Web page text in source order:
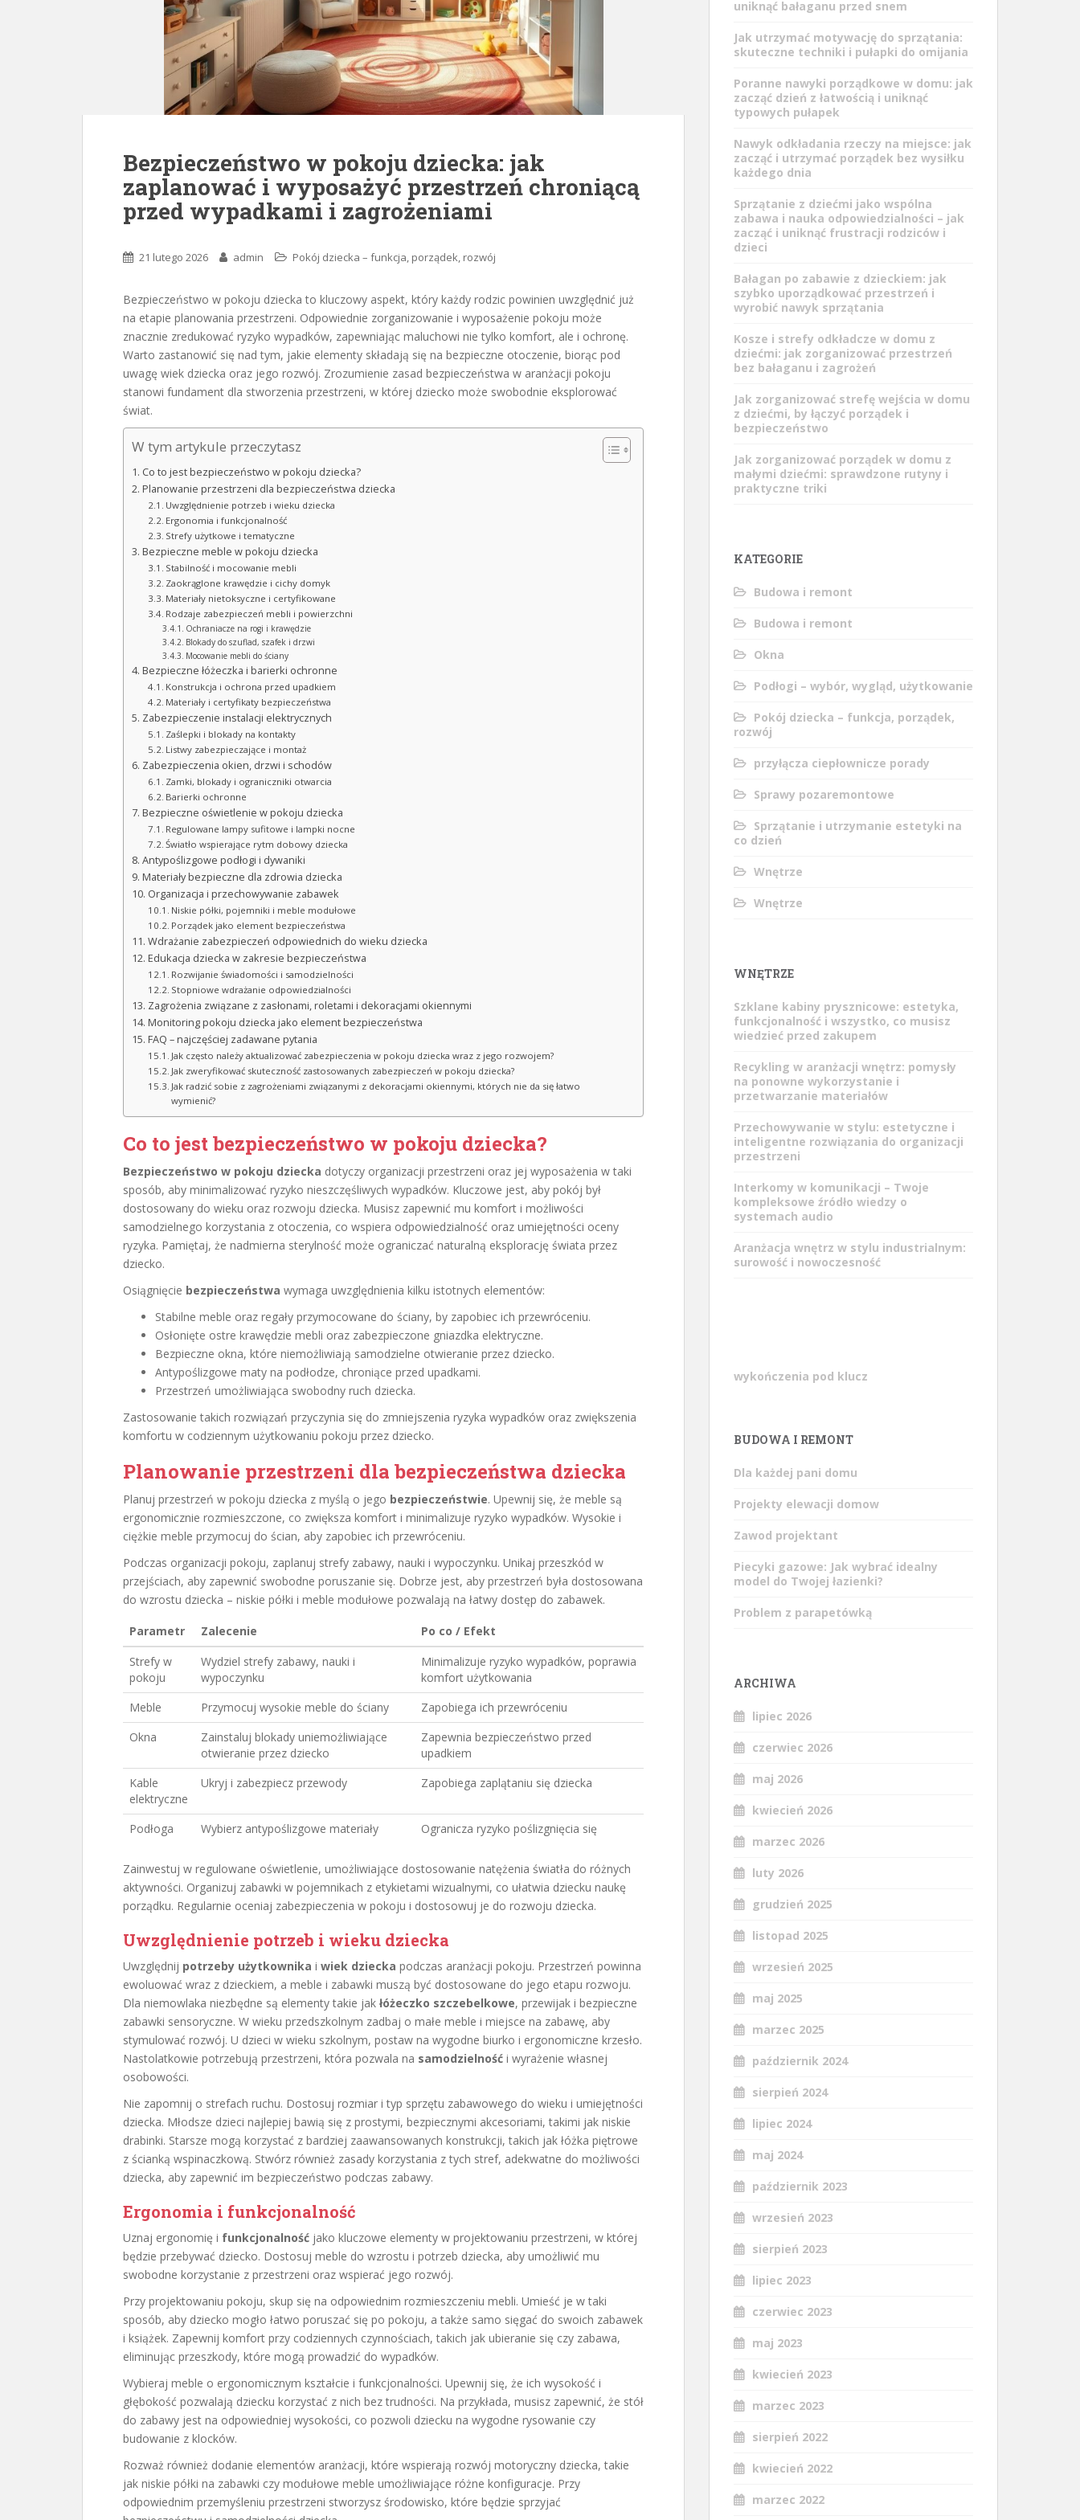
Bezpieczeństwo w pokoju dziecka: jak
zaplanować i wyposażyć przestrzeń chroniącą
przed wypadkami i zagrożeniami
21 lutego 2026 admin Pokój dziecka – funkcja, porządek, rozwój
Bezpieczeństwo w pokoju dziecka to kluczowy aspekt, który każdy rodzic powinien uwzględnić już
na etapie planowania przestrzeni. Odpowiednie zorganizowanie i wyposażenie pokoju może
znacznie zredukować ryzyko wypadków, zapewniając maluchowi nie tylko komfort, ale i ochronę.
Warto zastanowić się nad tym, jakie elementy składają się na bezpieczne otoczenie, biorąc pod
uwagę wiek dziecka oraz jego rozwój. Zrozumienie zasad bezpieczeństwa w aranżacji pokoju
stanowi fundament dla stworzenia przestrzeni, w której dziecko może swobodnie eksplorować
świat.
W tym artykule przeczytasz
Co to jest bezpieczeństwo w pokoju dziecka?
Planowanie przestrzeni dla bezpieczeństwa dziecka
Uwzględnienie potrzeb i wieku dziecka
Ergonomia i funkcjonalność
Strefy użytkowe i tematyczne
Bezpieczne meble w pokoju dziecka
Stabilność i mocowanie mebli
Zaokrąglone krawędzie i cichy domyk
Materiały nietoksyczne i certyfikowane
Rodzaje zabezpieczeń mebli i powierzchni
Ochraniacze na rogi i krawędzie
Blokady do szuflad, szafek i drzwi
Mocowanie mebli do ściany
Bezpieczne łóżeczka i barierki ochronne
Konstrukcja i ochrona przed upadkiem
Materiały i certyfikaty bezpieczeństwa
Zabezpieczenie instalacji elektrycznych
Zaślepki i blokady na kontakty
Listwy zabezpieczające i montaż
Zabezpieczenia okien, drzwi i schodów
Zamki, blokady i ograniczniki otwarcia
Barierki ochronne
Bezpieczne oświetlenie w pokoju dziecka
Regulowane lampy sufitowe i lampki nocne
Światło wspierające rytm dobowy dziecka
Antypoślizgowe podłogi i dywaniki
Materiały bezpieczne dla zdrowia dziecka
Organizacja i przechowywanie zabawek
Niskie półki, pojemniki i meble modułowe
Porządek jako element bezpieczeństwa
Wdrażanie zabezpieczeń odpowiednich do wieku dziecka
Edukacja dziecka w zakresie bezpieczeństwa
Rozwijanie świadomości i samodzielności
Stopniowe wdrażanie odpowiedzialności
Zagrożenia związane z zasłonami, roletami i dekoracjami okiennymi
Monitoring pokoju dziecka jako element bezpieczeństwa
FAQ – najczęściej zadawane pytania
Jak często należy aktualizować zabezpieczenia w pokoju dziecka wraz z jego rozwojem?
Jak zweryfikować skuteczność zastosowanych zabezpieczeń w pokoju dziecka?
Jak radzić sobie z zagrożeniami związanymi z dekoracjami okiennymi, których nie da się łatwo
wymienić?
Co to jest bezpieczeństwo w pokoju dziecka?
Bezpieczeństwo w pokoju dziecka dotyczy organizacji przestrzeni oraz jej wyposażenia w taki
sposób, aby minimalizować ryzyko nieszczęśliwych wypadków. Kluczowe jest, aby pokój był
dostosowany do wieku oraz rozwoju dziecka. Musisz zapewnić mu komfort i możliwości
samodzielnego korzystania z otoczenia, co wspiera odpowiedzialność oraz umiejętności oceny
ryzyka. Pamiętaj, że nadmierna sterylność może ograniczać naturalną eksplorację świata przez
dziecko.
Osiągnięcie bezpieczeństwa wymaga uwzględnienia kilku istotnych elementów:
Stabilne meble oraz regały przymocowane do ściany, by zapobiec ich przewróceniu.
Osłonięte ostre krawędzie mebli oraz zabezpieczone gniazdka elektryczne.
Bezpieczne okna, które niemożliwiają samodzielne otwieranie przez dziecko.
Antypoślizgowe maty na podłodze, chroniące przed upadkami.
Przestrzeń umożliwiająca swobodny ruch dziecka.
Zastosowanie takich rozwiązań przyczynia się do zmniejszenia ryzyka wypadków oraz zwiększenia
komfortu w codziennym użytkowaniu pokoju przez dziecko.
Planowanie przestrzeni dla bezpieczeństwa dziecka
Planuj przestrzeń w pokoju dziecka z myślą o jego bezpieczeństwie. Upewnij się, że meble są
ergonomicznie rozmieszczone, co zwiększa komfort i minimalizuje ryzyko wypadków. Wysokie i
ciężkie meble przymocuj do ścian, aby zapobiec ich przewróceniu.
Podczas organizacji pokoju, zaplanuj strefy zabawy, nauki i wypoczynku. Unikaj przeszkód w
przejściach, aby zapewnić swobodne poruszanie się. Dobrze jest, aby przestrzeń była dostosowana
do wzrostu dziecka – niskie półki i meble modułowe pozwalają na łatwy dostęp do zabawek.
Parametr Zalecenie
Po co / Efekt
Strefy w
pokoju
Wydziel strefy zabawy, nauki i
wypoczynku
Minimalizuje ryzyko wypadków, poprawia
komfort użytkowania
Meble
Przymocuj wysokie meble do ściany
Zapobiega ich przewróceniu
Okna
Zainstaluj blokady uniemożliwiające
otwieranie przez dziecko
Zapewnia bezpieczeństwo przed
upadkiem
Kable
elektryczne
Ukryj i zabezpiecz przewody Zapobiega zaplątaniu się dziecka
Podłoga Wybierz antypoślizgowe materiały Ogranicza ryzyko poślizgnięcia się
Zainwestuj w regulowane oświetlenie, umożliwiające dostosowanie natężenia światła do różnych
aktywności. Organizuj zabawki w pojemnikach z etykietami wizualnymi, co ułatwia dziecku naukę
porządku. Regularnie oceniaj zabezpieczenia w pokoju i dostosowuj je do rozwoju dziecka.
Uwzględnienie potrzeb i wieku dziecka
Uwzględnij potrzeby użytkownika i wiek dziecka podczas aranżacji pokoju. Przestrzeń powinna
ewoluować wraz z dzieckiem, a meble i zabawki muszą być dostosowane do jego etapu rozwoju.
Dla niemowlaka niezbędne są elementy takie jak łóżeczko szczebelkowe, przewijak i bezpieczne
zabawki sensoryczne. W wieku przedszkolnym zadbaj o małe meble i miejsce na zabawę, aby
stymulować rozwój. U dzieci w wieku szkolnym, postaw na wygodne biurko i ergonomiczne krzesło.
Nastolatkowie potrzebują przestrzeni, która pozwala na samodzielność i wyrażenie własnej
osobowości.
Nie zapomnij o strefach ruchu. Dostosuj rozmiar i typ sprzętu zabawowego do wieku i umiejętności
dziecka. Młodsze dzieci najlepiej bawią się z prostymi, bezpiecznymi akcesoriami, takimi jak niskie
drabinki. Starsze mogą korzystać z bardziej zaawansowanych konstrukcji, takich jak łóżka piętrowe
z ścianką wspinaczkową. Stwórz również zasady korzystania z tych stref, adekwatne do możliwości
dziecka, aby zapewnić im bezpieczeństwo podczas zabawy.
Ergonomia i funkcjonalność
Uznaj ergonomię i funkcjonalność jako kluczowe elementy w projektowaniu przestrzeni, w której
będzie przebywać dziecko. Dostosuj meble do wzrostu i potrzeb dziecka, aby umożliwić mu
swobodne korzystanie z przestrzeni oraz wspierać jego rozwój.
Przy projektowaniu pokoju, skup się na odpowiednim rozmieszczeniu mebli. Umieść je w taki
sposób, aby dziecko mogło łatwo poruszać się po pokoju, a także samo sięgać do swoich zabawek
i książek. Zapewnij komfort przy codziennych czynnościach, takich jak ubieranie się czy zabawa,
eliminując przeszkody, które mogą prowadzić do wypadków.
Wybieraj meble o ergonomicznym kształcie i funkcjonalności. Upewnij się, że ich wysokość i
głębokość pozwalają dziecku korzystać z nich bez trudności. Na przykłada, musisz zapewnić, że stół
do zabawy jest na odpowiedniej wysokości, co pozwoli dziecku na wygodne rysowanie czy
budowanie z klocków.
Rozważ również dodanie elementów aranżacji, które wspierają rozwój motoryczny dziecka, takie
jak niskie półki na zabawki czy modułowe meble umożliwiające różne konfiguracje. Przy
odpowiednim przemyśleniu przestrzeni stworzysz środowisko, które będzie sprzyjać
uniknąć bałaganu przed snem
Jak utrzymać motywację do sprzątania:
skuteczne techniki i pułapki do omijania
Poranne nawyki porządkowe w domu: jak
zacząć dzień z łatwością i uniknąć
typowych pułapek
Nawyk odkładania rzeczy na miejsce: jak
zacząć i utrzymać porządek bez wysiłku
każdego dnia
Sprzątanie z dziećmi jako wspólna
zabawa i nauka odpowiedzialności – jak
zacząć i uniknąć frustracji rodziców i
dzieci
Bałagan po zabawie z dzieckiem: jak
szybko uporządkować przestrzeń i
wyrobić nawyk sprzątania
Kosze i strefy odkładcze w domu z
dziećmi: jak zorganizować przestrzeń
bez bałaganu i zagrożeń
Jak zorganizować strefę wejścia w domu
z dziećmi, by łączyć porządek i
bezpieczeństwo
Jak zorganizować porządek w domu z
małymi dziećmi: sprawdzone rutyny i
praktyczne triki
KATEGORIE
Budowa i remont
Budowa i remont
Okna
Podłogi – wybór, wygląd, użytkowanie
Pokój dziecka – funkcja, porządek,
rozwój
przyłącza ciepłownicze porady
Sprawy pozaremontowe
Sprzątanie i utrzymanie estetyki na
co dzień
Wnętrze
Wnętrze
WNĘTRZE
Szklane kabiny prysznicowe: estetyka,
funkcjonalność i wszystko, co musisz
wiedzieć przed zakupem
Recykling w aranżacji wnętrz: pomysły
na ponowne wykorzystanie i
przetwarzanie materiałów
Przechowywanie w stylu: estetyczne i
inteligentne rozwiązania do organizacji
przestrzeni
Interkomy w komunikacji – Twoje
kompleksowe źródło wiedzy o
systemach audio
Aranżacja wnętrz w stylu industrialnym:
surowość i nowoczesność
wykończenia pod klucz
BUDOWA I REMONT
Dla każdej pani domu
Projekty elewacji domow
Zawod projektant
Piecyki gazowe: Jak wybrać idealny
model do Twojej łazienki?
Problem z parapetówką
ARCHIWA
lipiec 2026
czerwiec 2026
maj 2026
kwiecień 2026
marzec 2026
luty 2026
grudzień 2025
listopad 2025
wrzesień 2025
maj 2025
marzec 2025
październik 2024
sierpień 2024
lipiec 2024
maj 2024
październik 2023
wrzesień 2023
sierpień 2023
lipiec 2023
czerwiec 2023
maj 2023
kwiecień 2023
marzec 2023
sierpień 2022
kwiecień 2022
marzec 2022